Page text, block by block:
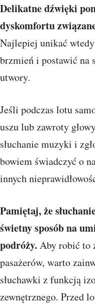
Delikatne dźwięki
dyskomfortu
Najlepiej unikać
brzmień i postawić na
utwory.
Jeśli podczas lotu
uszu lub zawroty
słuchanie muzyki i
bowiem świadczyć o
innych
Pamiętaj, że
świetny sposób na
podróży. Aby robić to
pasażerów, warto
słuchawki z funkcją
zewnętrznego. Przed